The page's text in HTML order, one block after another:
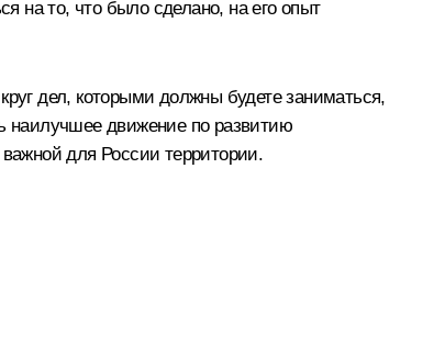
на то, что было сделано, на его опыт
дел, которыми должны будете заниматься,
наилучшее движение по развитию
важной для России территории.